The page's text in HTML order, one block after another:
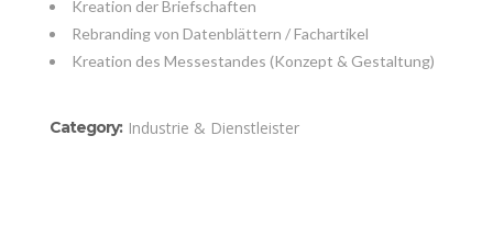
Kreation der Briefschaften
Rebranding von Datenblättern / Fachartikel
Kreation des Messestandes (Konzept & Gestaltung)
Category: Industrie & Dienstleister